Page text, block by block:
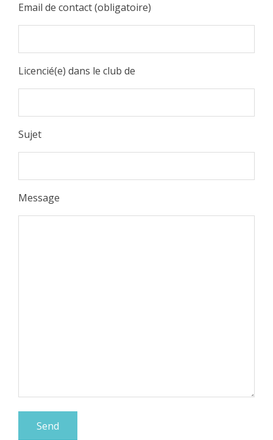
Email de contact (obligatoire)
Licencié(e) dans le club de
Sujet
Message